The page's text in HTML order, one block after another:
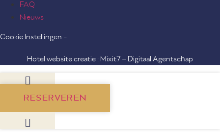
FAQ
Nieuws
Cookie Instellingen -
Hotel website creatie : Mixit7 – Digitaal Agentschap
RESERVEREN